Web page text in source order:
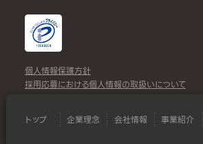
トップ 企業理念 会社情報 事業紹介
個人情報保護方針
採用応募における個人情報の取扱いについて
Copyright(C)AZA Corp All rights reserved.